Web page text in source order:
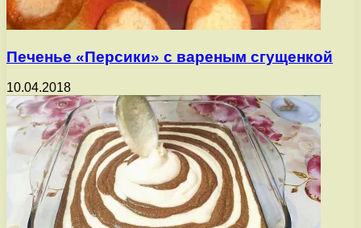
Печенье «Персики» с вареным сгущенкой
10.04.2018